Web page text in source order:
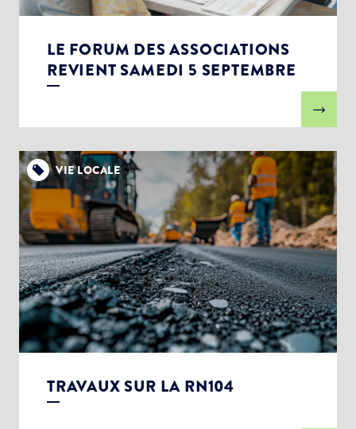
LE FORUM DES ASSOCIATIONS
REVIENT SAMEDI 5 SEPTEMBRE
VIE LOCALE
TRAVAUX SUR LA RN104